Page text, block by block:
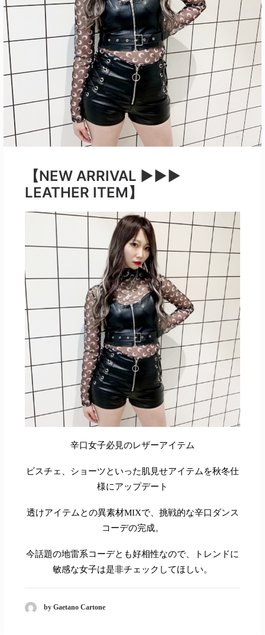
【NEW ARRIVAL ▶︎▶︎▶︎
LEATHER ITEM】
辛口女子必見のレザーアイテム
ビスチェ、ショーツといった肌見せアイテムを秋冬仕
様にアップデート
透けアイテムとの異素材MIXで、挑戦的な辛口ダンス
コーデの完成。
今話題の地雷系コーデとも好相性なので、トレンドに
敏感な女子は是非チェックしてほしい。
by Gaetano Cartone